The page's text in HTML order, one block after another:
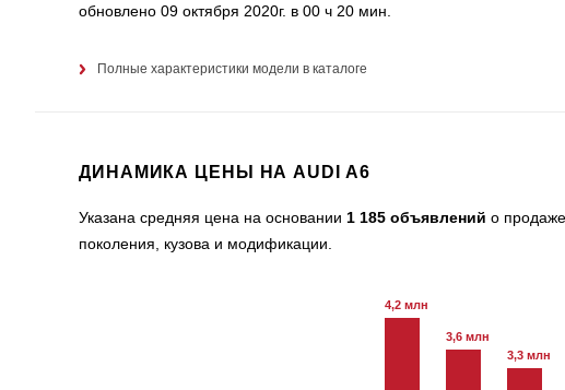
обновлено 09 октября 2020г. в 00 ч 20 мин.
Полные характеристики модели в каталоге
ДИНАМИКА ЦЕНЫ НА AUDI A6
Указана средняя цена на основании 1 185 объявлений о
поколения, кузова и модификации.
4,2 млн
3,6 млн
3,3 млн